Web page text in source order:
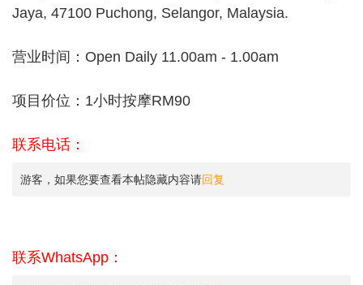
Jaya, 47100 Puchong, Selangor, Malaysia.
营业时间：Open Daily 11.00am - 1.00am
项目价位：1小时按摩RM90
联系电话：
游客，如果您要查看本帖隐藏内容请回复
联系WhatsApp：